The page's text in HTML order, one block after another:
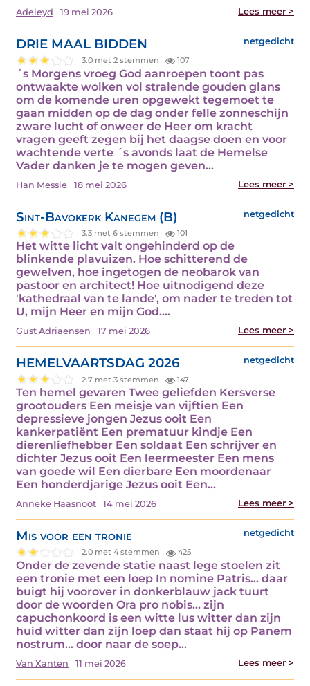
Adeleyd 19 mei 2026 Lees meer >
DRIE MAAL BIDDEN netgedicht
3.0 met 2 stemmen 107
´s Morgens vroeg God aanroepen toont pas
ontwaakte wolken vol stralende gouden glans
om de komende uren opgewekt tegemoet te
gaan midden op de dag onder felle zonneschijn
zware lucht of onweer de Heer om kracht
vragen geeft zegen bij het daagse doen en voor
wachtende verte ´s avonds laat de Hemelse
Vader danken je te mogen geven…
Han Messie 18 mei 2026 Lees meer >
Sint-Bavokerk Kanegem (B) netgedicht
3.3 met 6 stemmen 101
Het witte licht valt ongehinderd op de
blinkende plavuizen. Hoe schitterend de
gewelven, hoe ingetogen de neobarok van
pastoor en architect! Hoe uitnodigend deze
'kathedraal van te lande', om nader te treden tot
U, mijn Heer en mijn God.…
Gust Adriaensen 17 mei 2026 Lees meer >
HEMELVAARTSDAG 2026 netgedicht
2.7 met 3 stemmen 147
Ten hemel gevaren Twee geliefden Kersverse
grootouders Een meisje van vijftien Een
depressieve jongen Jezus ooit Een
kankerpatiënt Een prematuur kindje Een
dierenliefhebber Een soldaat Een schrijver en
dichter Jezus ooit Een leermeester Een mens
van goede wil Een dierbare Een moordenaar
Een honderdjarige Jezus ooit Een…
Anneke Haasnoot 14 mei 2026 Lees meer >
Mis voor een tronie netgedicht
2.0 met 4 stemmen 425
Onder de zevende statie naast lege stoelen zit
een tronie met een loep In nomine Patris… daar
buigt hij voorover in donkerblauw jack tuurt
door de woorden Ora pro nobis… zijn
capuchonkoord is een witte lus witter dan zijn
huid witter dan zijn loep dan staat hij op Panem
nostrum… door naar de soep…
Van Xanten 11 mei 2026 Lees meer >